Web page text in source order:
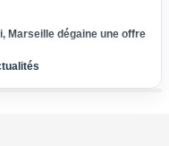
Marseille dégaine une offre